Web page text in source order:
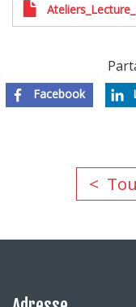
Facebook